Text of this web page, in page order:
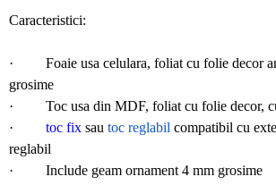
Caracteristici:
· Foaie usa celulara, foliat cu folie decor
grosime
· Toc usa din MDF, foliat cu folie decor,
· toc fix sau toc reglabil compatibil cu
reglabil
· Include geam ornament 4 mm grosime